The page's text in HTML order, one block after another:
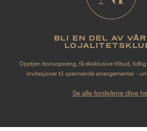
BLI EN DEL AV VÅR
Opptjen bonuspoeng, få eksklusive tilbud,
invitasjoner til spennende arrangementer -
Se alle fordelene dine